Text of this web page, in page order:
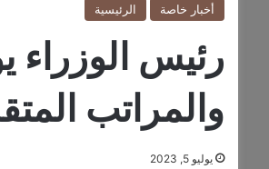
أخبار خاصة الرئيسية
رئيس
والمراتب
يوليو 5, 2023